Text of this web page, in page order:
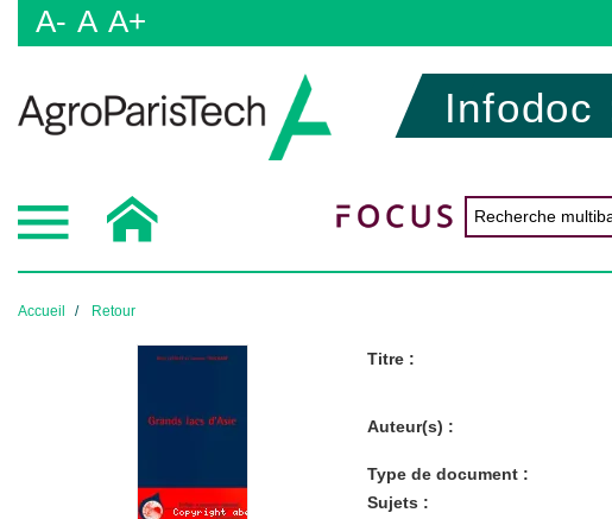
A- A A+
Infodoc
Accueil Retour
Titre :
Auteur(s) :
Type de document :
Sujets :